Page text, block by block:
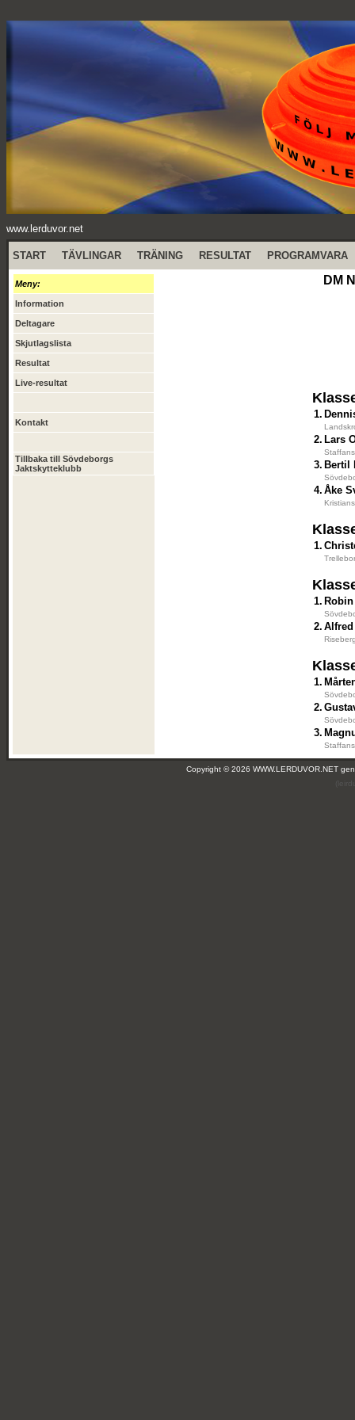
www.lerduvor.net
START TÄVLINGAR TRÄNING RESULTAT PROGRAMVARA
Meny:
Information
Deltagare
Skjutlagslista
Resultat
Live-resultat
Kontakt
Tillbaka till Sövdeborgs
Jaktskytteklubb
DM
1.
2. Lars
3. Bertil
4. Åke
1.
1.
2.
1.
2.
3.
Copyright © 2026 WWW.LERDUVOR.NET